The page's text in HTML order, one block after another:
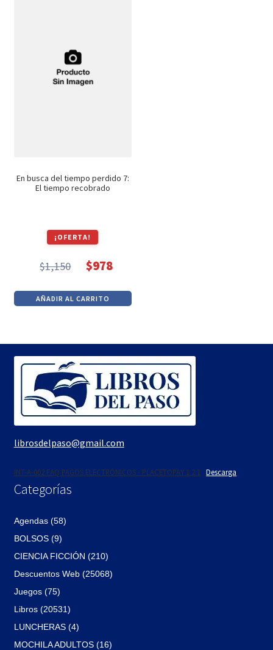
En busca del tiempo perdido 7:
El tiempo recobrado
¡OFERTA!
$1,150
precio
original
$978
precio
actual
AÑADIR AL CARRITO
librosdelpaso@gmail.com
INT-A-002 FAQ PAGOS ELECTRÓNICOS - PLACETOPAY 1 2 1 Descarga
Categorías
Agendas (58)
BOLSOS (9)
CIENCIA FICCIÓN (210)
Descuentos Web (25068)
Juegos (75)
Libros (20531)
LUNCHERAS (4)
MOCHILA ADULTOS (16)